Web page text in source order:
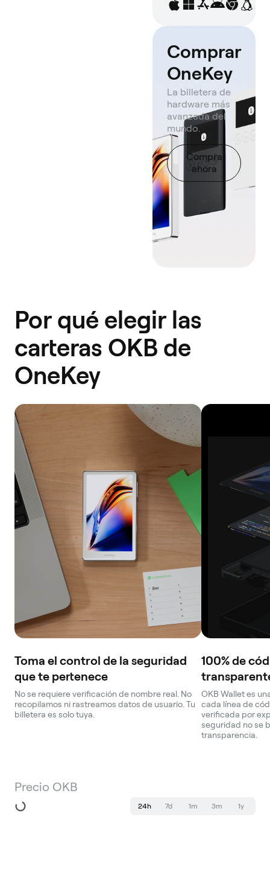
Comprar
OneKey
La billetera de
hardware más
avanzada del
mundo.
Compra
ahora
Por qué elegir las
carteras OKB de
OneKey
Toma el control de la seguridad
que te pertenece
No se requiere verificación de nombre real. No
recopilamos ni rastreamos datos de usuario. Tu
billetera es solo tuya.
100% de
OKB Wallet es
cada línea de
verificada por
seguridad no se
transparencia.
Precio OKB
24h 7d 1m 3m 1y